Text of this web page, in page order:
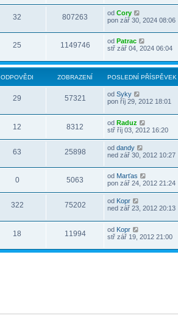
32 807263 od Cory
pon zář 30, 2024 08:06
25 1149746 od Patrac
stř zář 04, 2024 06:04
ODPOVĚDI ZOBRAZENÍ POSLEDNÍ PŘÍSPĚVEK
29 57321 od Syky
pon říj 29, 2012 18:01
12 8312 od Raduz
stř říj 03, 2012 16:20
63 25898 od dandy
ned zář 30, 2012 10:27
0 5063 od Marťas
pon zář 24, 2012 21:24
322 75202 od Kopr
ned zář 23, 2012 20:13
18 11994 od Kopr
stř zář 19, 2012 21:00